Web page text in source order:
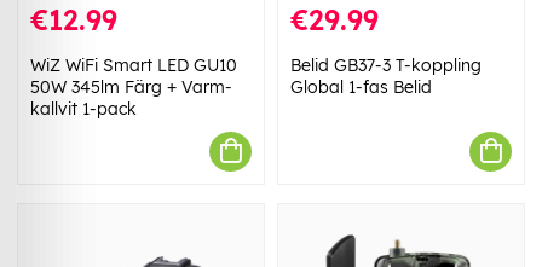
€12.99
WiZ WiFi Smart LED GU10
50W 345lm Färg + Varm-
kallvit 1-pack
€29.99
Belid GB37-3 T-koppling
Global 1-fas Belid